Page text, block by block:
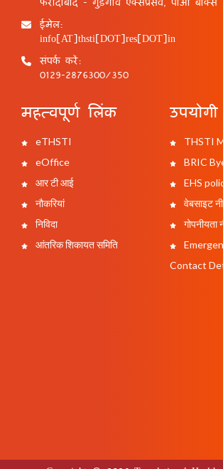
ईमेल:
info[AT]thsti[DOT]res[DOT]in
संपर्क करें:
0129-2876300/350
महत्वपूर्ण लिंक
eTHSTI
eOffice
आर टी आई
नौकरियां
निविदा
आंतरिक शिकायत समिति
THSTI
BRIC
EHS
वेबसाइट
गोपनीयता
Contact